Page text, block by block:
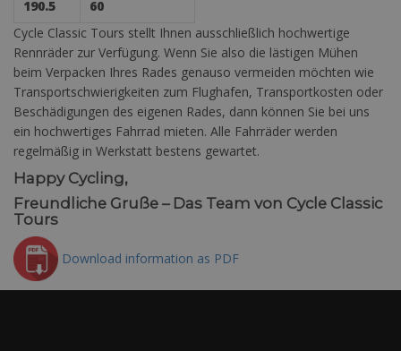
190.5
60
Cycle Classic Tours stellt Ihnen ausschließlich hochwertige
Rennräder zur Verfügung. Wenn Sie also die lästigen Mühen
beim Verpacken Ihres Rades genauso vermeiden möchten wie
Transportschwierigkeiten zum Flughafen, Transportkosten oder
Beschädigungen des eigenen Rades, dann können Sie bei uns
ein hochwertiges Fahrrad mieten. Alle Fahrräder werden
regelmäßig in Werkstatt bestens gewartet.
Happy Cycling,
Freundliche Gruße – Das Team von Cycle Classic
Tours
Download information as PDF